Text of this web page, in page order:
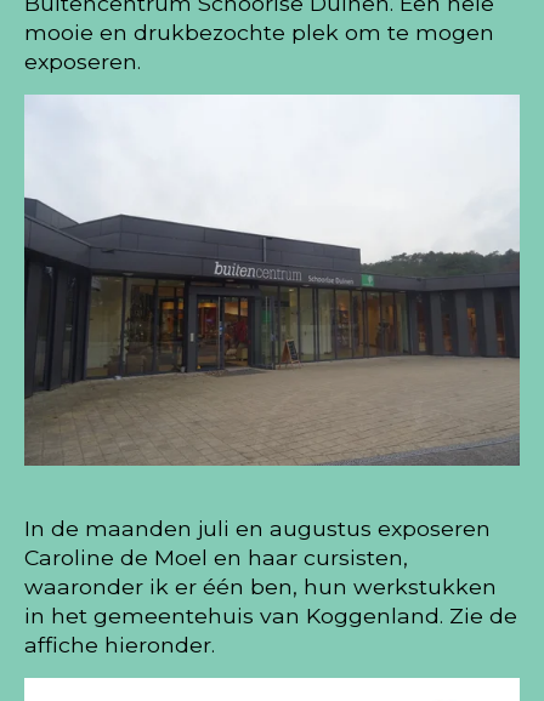
mooie en drukbezochte plek om te mogen
exposeren.
In de maanden juli en augustus exposeren
Caroline de Moel en haar cursisten,
waaronder ik er één ben, hun werkstukken
in het gemeentehuis van Koggenland. Zie de
affiche hieronder.